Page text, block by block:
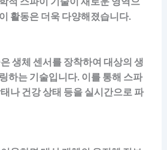
활동은 더욱 다양해졌습니다.
생체 센서를 장착하여 대상의 생
하는 기술입니다. 이를 통해 스파
나 건강 상태 등을 실시간으로 파